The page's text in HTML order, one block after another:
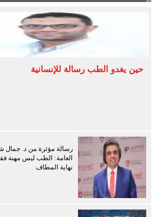
حين يغدو الطب رسالة للإنسانية
رسالة مؤثرة من د. جمال
العامة: الطب ليس مهنة
نهاية المطاف